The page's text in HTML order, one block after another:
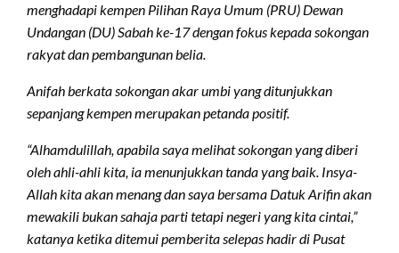
menghadapi kempen Pilihan Raya Umum (PRU) Dewan
Undangan (DU) Sabah ke-17 dengan fokus kepada sokongan
rakyat dan pembangunan belia.
Anifah berkata sokongan akar umbi yang ditunjukkan
sepanjang kempen merupakan petanda positif.
“Alhamdulillah, apabila saya melihat sokongan yang diberi
oleh ahli-ahli kita, ia menunjukkan tanda yang baik. Insya-
Allah kita akan menang dan saya bersama Datuk Arifin akan
mewakili bukan sahaja parti tetapi negeri yang kita cintai,”
katanya ketika ditemui pemberita selepas hadir di Pusat